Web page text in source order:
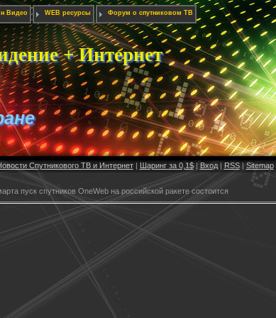
Видео WEB ресурсы Форум о спутниковом ТВ
+ Интернет
Спутникового ТВ и Интернет| Шаринг за 0,1$| Вход| RSS| Sitemap
пуск спутников OneWeb на российской ракете состоится